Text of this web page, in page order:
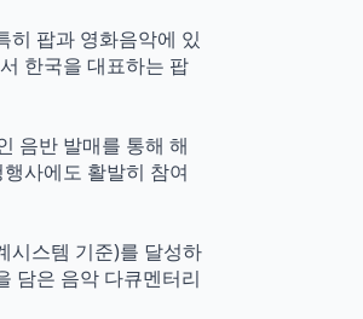
히 팝과 영화음악에 있
한국을 대표하는 팝
음반 발매를 통해 해
사에도 활발히 참여
시스템 기준)를 달성하
담은 음악 다큐멘터리